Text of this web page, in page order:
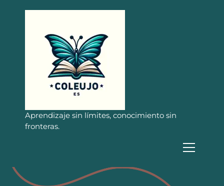
Aprendizaje sin límites, conocimiento sin
fronteras.